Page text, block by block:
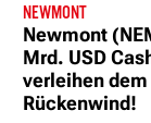
NEWMONT
Newmont
Mrd. USD
verleihen
Rückenwind!